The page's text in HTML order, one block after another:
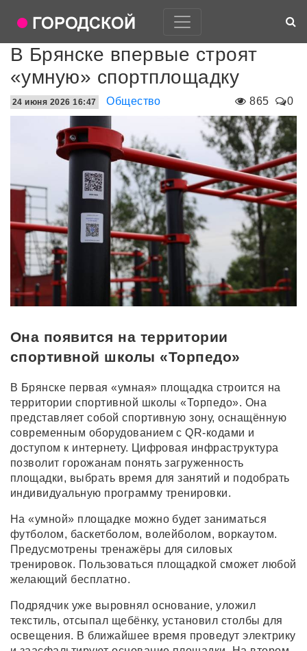
В Брянске впервые строят
«умную» спортплощадку
865 0
24 июня 2026 16:47 Общество
Она появится на территории
спортивной школы «Торпедо»
В Брянске первая «умная» площадка строится на
территории спортивной школы «Торпедо». Она
представляет собой спортивную зону, оснащённую
современным оборудованием с QR-кодами и
доступом к интернету. Цифровая инфраструктура
позволит горожанам понять загруженность
площадки, выбрать время для занятий и подобрать
индивидуальную программу тренировки.
На «умной» площадке можно будет заниматься
футболом, баскетболом, волейболом, воркаутом.
Предусмотрены тренажёры для силовых
тренировок. Пользоваться площадкой сможет любой
желающий бесплатно.
Подрядчик уже выровнял основание, уложил
текстиль, отсыпал щебёнку, установил столбы для
освещения. В ближайшее время проведут электрику